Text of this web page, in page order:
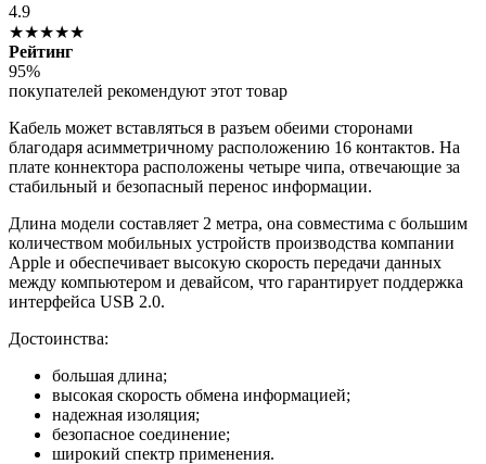
4.9
★★★★★
Рейтинг
95%
покупателей рекомендуют этот товар
Кабель может вставляться в разъем обеими сторонами
благодаря асимметричному расположению 16 контактов. На
плате коннектора расположены четыре чипа, отвечающие за
стабильный и безопасный перенос информации.
Длина модели составляет 2 метра, она совместима с большим
количеством мобильных устройств производства компании
Apple и обеспечивает высокую скорость передачи данных
между компьютером и девайсом, что гарантирует поддержка
интерфейса USB 2.0.
Достоинства:
большая длина;
высокая скорость обмена информацией;
надежная изоляция;
безопасное соединение;
широкий спектр применения.